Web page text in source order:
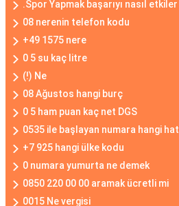
.Spor Yapmak başarıyı nasıl etkiler
08 nerenin telefon kodu
+49 1575 nere
0 5 su kaç litre
(!) Ne
08 Ağustos hangi burç
0 5 ham puan kaç net DGS
0535 ile başlayan numara hangi hat
+7 925 hangi ülke kodu
0 numara yumurta ne demek
0850 220 00 00 aramak ücretli mi
0015 Ne vergisi